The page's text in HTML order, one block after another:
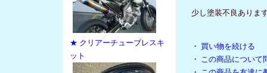
★ クリアーチューブレスキ
ット
少し塗装不良ありま
・ 買い物を続ける
・ この商品について